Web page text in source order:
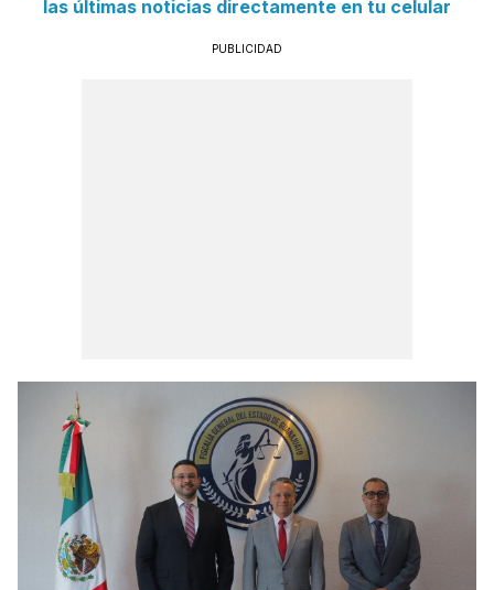
las últimas noticias directamente en tu celular
PUBLICIDAD